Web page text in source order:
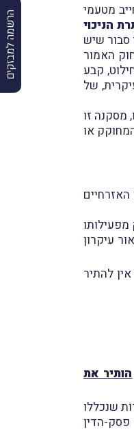
הרשמה למבזקים
מטעמי
הניכוי
סבור שיש
האמור
קבע
של
מסקנה זו
או
עיקרון
להתיר
הותיר את
שנכללו
הדין